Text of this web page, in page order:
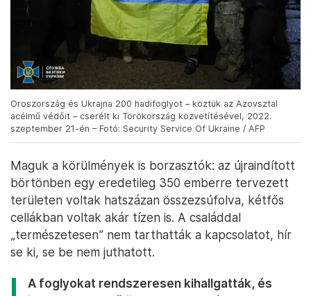
Oroszország és Ukrajna 200 hadifoglyot – köztük az Azovsztal
acélmű védőit – cserélt ki Törökország közvetítésével, 2022.
szeptember 21-én – Fotó: Security Service Of Ukraine / AFP
Maguk a körülmények is borzasztók: az újraindított
börtönben egy eredetileg 350 emberre tervezett
területen voltak hatszázan összezsúfolva, kétfős
cellákban voltak akár tízen is. A családdal
„természetesen” nem tarthatták a kapcsolatot, hír
se ki, se be nem juthatott.
A foglyokat rendszeresen kihallgatták, és